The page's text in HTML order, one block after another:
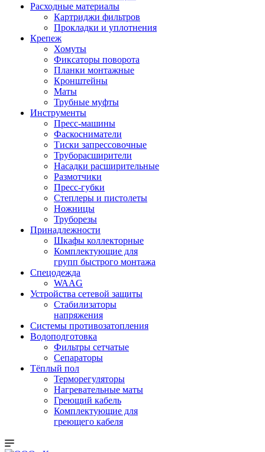
Расходные материалы
Картриджи фильтров
Прокладки и уплотнения
Крепеж
Хомуты
Фиксаторы поворота
Планки монтажные
Кронштейны
Маты
Трубные муфты
Инструменты
Пресс-машины
Фаскосниматели
Тиски запрессовочные
Труборасширители
Насадки расширительные
Размотчики
Пресс-губки
Степлеры и пистолеты
Ножницы
Труборезы
Принадлежности
Шкафы коллекторные
Комплектующие для
групп быстрого монтажа
Спецодежда
WAAG
Устройства сетевой защиты
Стабилизаторы
напряжения
Системы противозатопления
Водоподготовка
Фильтры сетчатые
Сепараторы
Тёплый пол
Терморегуляторы
Нагревательные маты
Греющий кабель
Комплектующие для
греющего кабеля